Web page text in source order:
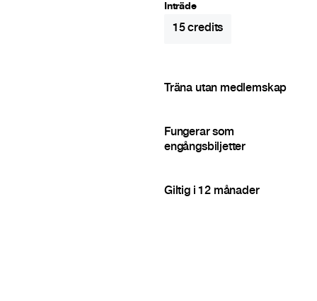
Inträde
15credits
Träna utan medlemskap
Fungerar som
engångsbiljetter
Giltig i 12 månader